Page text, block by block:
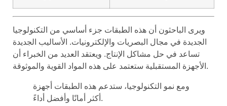
ويرى الباحثون أن هذه الطبقات جزء أساسي من التكنولوجيا
الجديدة في مجال البصريات والإلكترونيات. الأساليب الجديدة
تساعد في حل مشاكل الإنتاج. ويعتقد العديد من الخبراء أن
الأجهزة المستقبلية ستعتمد على هذه المواد القوية والموثوقة.
ومع نمو التكنولوجيا، ستدعم هذه الطبقات أجهزة
أكثر أمانًا وأفضل أداءً.